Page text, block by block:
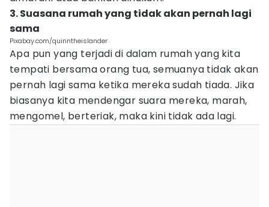
3. Suasana rumah yang tidak akan pernah lagi
sama
Pixabay.com/quinntheislander
Apa pun yang terjadi di dalam rumah yang kita
tempati bersama orang tua, semuanya tidak akan
pernah lagi sama ketika mereka sudah tiada. Jika
biasanya kita mendengar suara mereka, marah,
mengomel, berteriak, maka kini tidak ada lagi.